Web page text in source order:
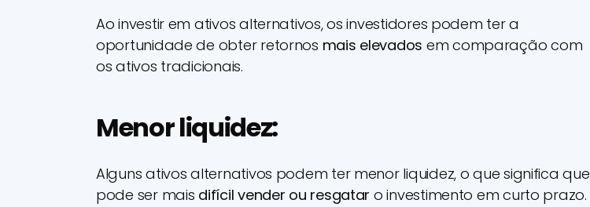
Ao investir em ativos alternativos, os investidores podem ter a
oportunidade de obter retornos mais elevados em comparação com
os ativos tradicionais.
Menor liquidez:
Alguns ativos alternativos podem ter menor liquidez, o que significa que
pode ser mais difícil vender ou resgatar o investimento em curto prazo.